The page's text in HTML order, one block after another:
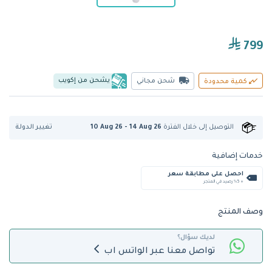
799
كمية محدودة شحن مجاني يشحن من إكويب
التوصيل إلى خلال الفترة 10 Aug 26 - 14 Aug 26 تغيير الدولة
خدمات إضافية
احصل على مطابقة سعر
+ %5 رصيد في المتجر
وصف المنتج
لديك سؤال؟
تواصل معنا عبر الواتس اب